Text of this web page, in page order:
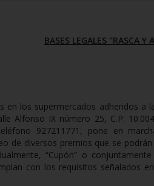
BASES LEGALES “RASCA Y
en los supermercados adheridos a
Alfonso IX número 25, C.P:
927211771, pone en
de diversos premios que se
“Cupón” o
con los requisitos señalados